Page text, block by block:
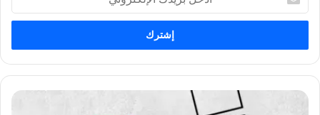
بريدك
الإلكتروني